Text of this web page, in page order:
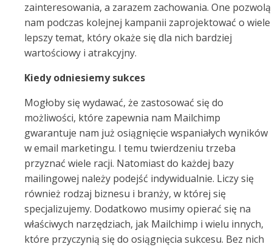
zainteresowania, a zarazem zachowania. One pozwolą
nam podczas kolejnej kampanii zaprojektować o wiele
lepszy temat, który okaże się dla nich bardziej
wartościowy i atrakcyjny.
Kiedy odniesiemy sukces
Mogłoby się wydawać, że zastosować się do
możliwości, które zapewnia nam Mailchimp
gwarantuje nam już osiągnięcie wspaniałych wyników
w email marketingu. I temu twierdzeniu trzeba
przyznać wiele racji. Natomiast do każdej bazy
mailingowej należy podejść indywidualnie. Liczy się
również rodzaj biznesu i branży, w której się
specjalizujemy. Dodatkowo musimy opierać się na
właściwych narzędziach, jak Mailchimp i wielu innych,
które przyczynią się do osiągnięcia sukcesu. Bez nich